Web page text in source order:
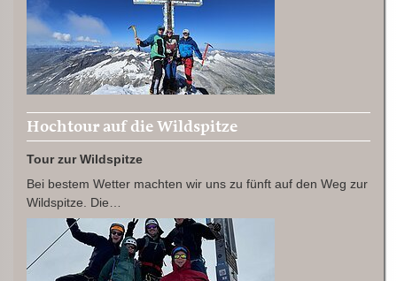
Hochtour auf die Wildspitze
Tour zur Wildspitze
Bei bestem Wetter machten wir uns zu fünft auf den Weg zur
Wildspitze. Die…